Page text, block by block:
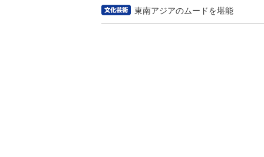
東南アジアのムードを堪能